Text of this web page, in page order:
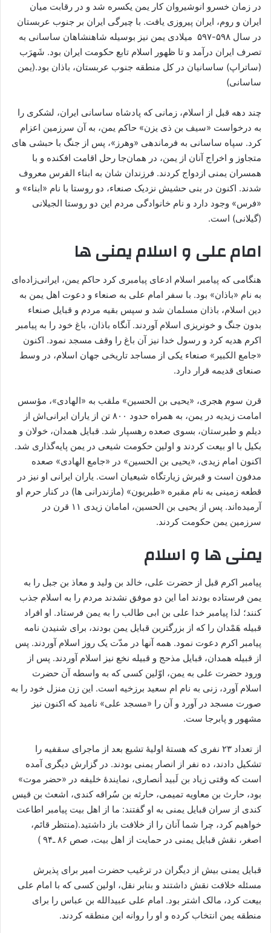
در زمان خسرو انوشیروان کار یمن یکسره شد و در رقابت میان
ایران و روم، ایران پیروزی یافت. با چیرگی ایران بر جنوب عربستان
در سال ۵۹۸-۵۹۷ میلادی یمن نیز بوسیله شاهنشاهان ساسانی به
تصرف ایران درآمد و تا ظهور اسلام تابع حکومت ایران بود. شَهرَب
(ساتراپ) ساسانیان در کل منطقه جنوب عربستان، باذان بود.(یمن
ساسانی)
چند دهه قبل از اسلام، زمانی که پادشاه ساسانی ایران، لشکری را
به درخواست «سیف بن ذی یزن» حاکم یمن، به آن سرزمین اعزام
کرد. سپاه ساسانی به فرماندهی «وهرز»، پس از جنگ با حبشی های
متجاوز و اخراج آنان از یمن، در همان‌جا رحل اقامت افکنده و با
همسران یمنی ازدواج کردند. فرزندان شان به ابناء الفرس معروف
شدند. اکنون در بنی حشیش نزدیک صنعاء، دو روستا با نام «ابناء» و
«فرس» وجود دارد و نام خانوادگی مردم این دو روستا الجیلانی
(گیلانی) است.
امام علی و اسلام یمنی ها
هنگامی که پیامبر اسلام ادعای پیامبری کرد حاکم یمن، ایرانی‌زاده‌ای
به نام «باذان» بود. با سفر امام علی به صنعاء و دعوت اهل یمن به
دین اسلام، باذان مسلمان شد و سپس بقیه مردم و قبایل صنعاء
بدون جنگ و خونریزی اسلام آوردند. آنگاه باذان، باغ خود را به پیامبر
اکرم هدیه کرد و رسول خدا نیز آن باغ را وقف مسجد نمود. اکنون
«جامع الکبیر» صنعاء یکی از مساجد تاریخی جهان اسلام، در وسط
صنعای قدیمه قرار دارد.
قرن سوم هجری، «یحیی بن الحسین» ملقب به «الهادی»، مؤسس
امامت زیدیه در یمن، به همراه حدود ۸۰۰ تن از یاران ایرانی‌اش از
دیلم و طبرستان، بسوی صعده رهسپار شد. قبایل همدان، خولان و
بکیل با او بیعت کردند و اولین حکومت شیعی در یمن پایه‌گذاری شد.
اکنون امام زیدی، «یحیی بن الحسین» در «جامع الهادی» صعده
مدفون است و قبرش زیارتگاه شیعیان است. یاران ایرانی او نیز در
قطعه زمینی به نام مقبره «طبریون» (مازندرانی ها) در کنار حرم او
آرمیده‌اند. پس از یحیی بن الحسین، امامان زیدی ۱۱ قرن در
سرزمین یمن حکومت کردند.
یمنی ها و اسلام
پیامبر اکرم قبل از حضرت علی، خالد بن ولید و معاذ بن جبل را به
یمن فرستاده بودند اما این دو موفق نشدند مردم را به اسلام جذب
کنند؛ لذا پیامبر خدا علی بن ابی طالب را به یمن فرستاد. او افراد
قبیله هَمْدان را که از بزرگترین قبایل یمن بودند، برای شنیدن نامه
پیامبر اکرم دعوت نمود. همه آنها در مدّت یک روز اسلام آوردند. پس
از قبیله همدان، قبایل مذحج و قبیله نخع نیز اسلام آوردند. پس از
ورود حضرت علی به یمن، اوّلین کسی که به واسطه آن حضرت
اسلام آورد، زنی به نام‌ ام سعید برزخیه است. این زن منزل خود را به
صورت مسجد در آورد و آن را «مسجد علی» نامید که اکنون نیز
مشهور و پابرجا ست.
از تعداد ۲۳ نفری که هستۀ اولیۀ تشیع بعد از ماجرای سقفیه را
تشکیل دادند، ده نفر از انصار یمنی بودند. در گزارش دیگری آمده
است که وقتی زیاد بن لَبید أنصاری، نمایندۀ خلیفه در «حضر موت»
بود، حارث بن معاویه تمیمی، حارثه بن سُراقه کندی، اشعث بن قیس
کندی از سران قبایل یمنی به او گفتند: ما از اهل بیت پیامبر اطاعت
خواهیم کرد، چرا شما آنان را از خلافت باز داشتید.(منتظر قائم،
اصغر، نقش قبایل یمنی در حمایت از اهل بیت، صص ۸۶ ـ۹۴ )
قبایل یمنی بیش از دیگران در ترغیب حضرت امیر برای پذیرش
مسئله خلافت نقش داشتند و بنابر نقل، اولین کسی که با امام علی
بیعت کرد، مالک اشتر بود. امام علی عبیدالله بن عباس را برای
منطقه یمن انتخاب کرده و او را روانه این منطقه کردند.